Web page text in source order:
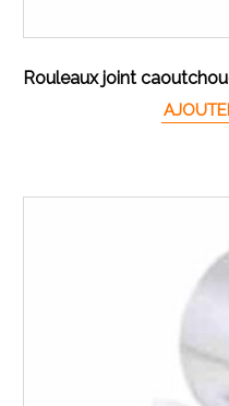
Rouleaux joint